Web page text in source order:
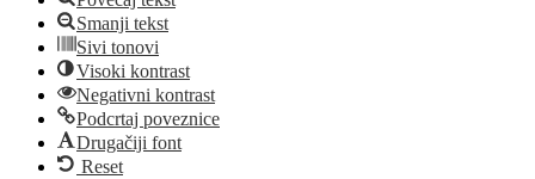
Smanji tekst
Sivi tonovi
Visoki kontrast
Negativni kontrast
Podcrtaj poveznice
Drugačiji font
Reset